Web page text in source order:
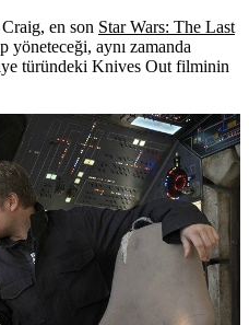
en son Star Wars: The Last
yöneteceği, aynı zamanda
türündeki Knives Out filminin